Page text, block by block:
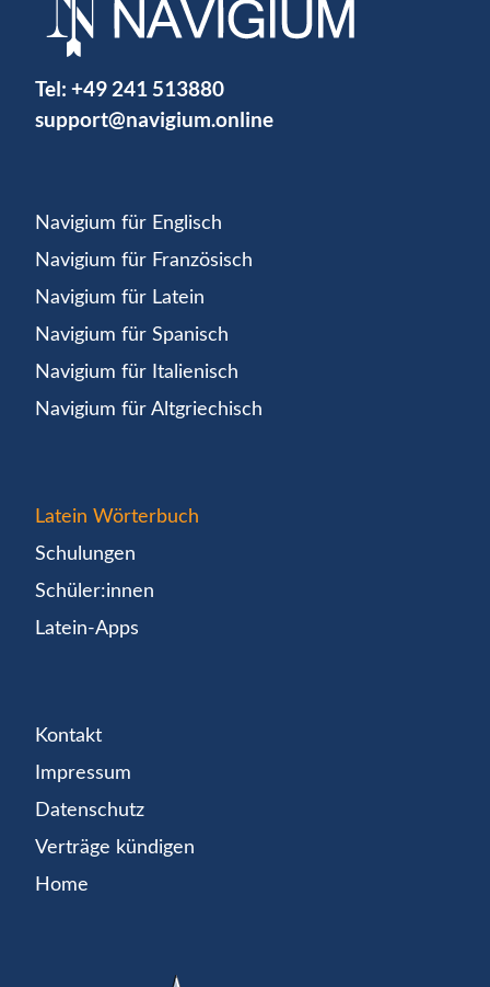
Tel: +49 241 513880
support@navigium.online
Navigium für Englisch
Navigium für Französisch
Navigium für Latein
Navigium für Spanisch
Navigium für Italienisch
Navigium für Altgriechisch
Latein Wörterbuch
Schulungen
Schüler:innen
Latein-Apps
Kontakt
Impressum
Datenschutz
Verträge kündigen
Home